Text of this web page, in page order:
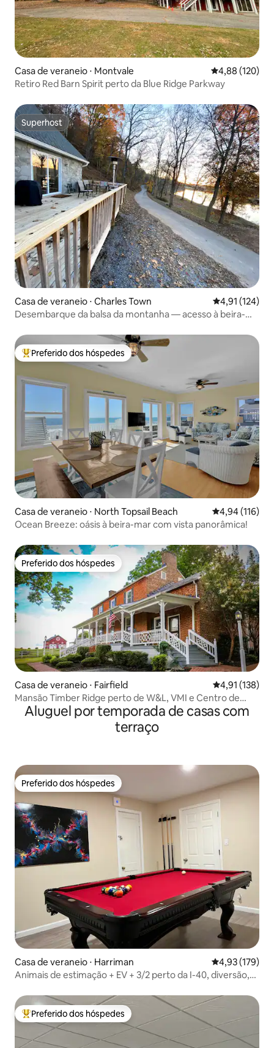
Casa de veraneio ⋅ Montvale 4,88 de uma
4,88 (120)
Retiro Red Barn Spirit perto da Blue Ridge Parkway
Superhost
Superhost
Casa de veraneio ⋅ Charles Town 4,91 de uma
4,91 (124)
Desembarque da balsa da montanha — acesso à beira-
Entre os melhores preferidos dos hóspedes
Preferido dos hóspedes
Casa de veraneio ⋅ North Topsail Beach 4,94 de uma
4,94 (116)
Ocean Breeze: oásis à beira-mar com vista panorâmica!
Preferido dos hóspedes
Preferido dos hóspedes
Casa de veraneio ⋅ Fairfield 4,91 de uma
4,91 (138)
Mansão Timber Ridge perto de W&L, VMI e Centro de
Cavalos
Aluguel por temporada de casas com
terraço
Preferido dos hóspedes
Preferido dos hóspedes
Casa de veraneio ⋅ Harriman 4,93 de uma
4,93 (179)
Animais de estimação + EV + 3/2 perto da I-40, diversão,
Entre os melhores preferidos dos hóspedes
Preferido dos hóspedes